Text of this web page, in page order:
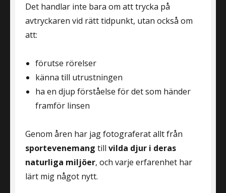
Det handlar inte bara om att trycka på
avtryckaren vid rätt tidpunkt, utan också om
att:
förutse rörelser
känna till utrustningen
ha en djup förståelse för det som händer
framför linsen
Genom åren har jag fotograferat allt från
sportevenemang till vilda djur i deras
naturliga miljöer, och varje erfarenhet har
lärt mig något nytt.